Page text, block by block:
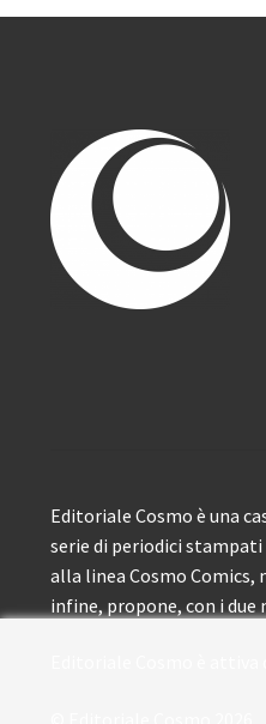
Editoriale Cosmo è una
serie di periodici
alla linea Cosmo
infine, propone, con i
Editoriale Cosmo è